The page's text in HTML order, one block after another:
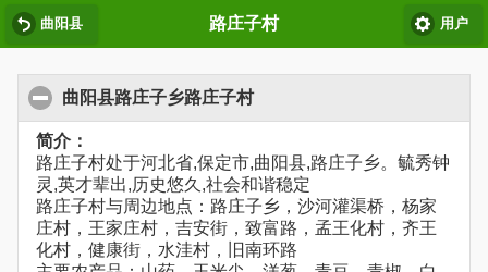
曲阳县 路庄子村 用户
曲阳县路庄子乡路庄子村
简介：
路庄子村处于河北省,保定市,曲阳县,路庄子乡。毓秀钟
灵,英才辈出,历史悠久,社会和谐稳定
路庄子村与周边地点：路庄子乡，沙河灌渠桥，杨家
庄村，王家庄村，吉安街，致富路，孟王化村，齐王
化村，健康街，水洼村，旧南环路